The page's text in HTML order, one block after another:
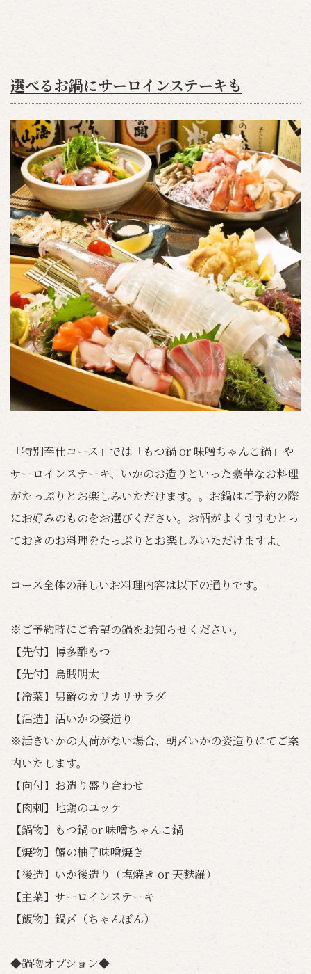
選べるお鍋にサーロインステーキも
「特別奉仕コース」では「もつ鍋 or 味噌ちゃんこ鍋」や
サーロインステーキ、いかのお造りといった豪華なお料理
がたっぷりとお楽しみいただけます。。お鍋はご予約の際
にお好みのものをお選びください。お酒がよくすすむとっ
ておきのお料理をたっぷりとお楽しみいただけますよ。
コース全体の詳しいお料理内容は以下の通りです。
※ご予約時にご希望の鍋をお知らせください。
【先付】博多酢もつ
【先付】烏賊明太
【冷菜】男爵のカリカリサラダ
【活造】活いかの姿造り
※活きいかの入荷がない場合、朝〆いかの姿造りにてご案
内いたします。
【向付】お造り盛り合わせ
【肉刺】地鶏のユッケ
【鍋物】もつ鍋 or 味噌ちゃんこ鍋
【焼物】鰆の柚子味噌焼き
【後造】いか後造り（塩焼き or 天麩羅）
【主菜】サーロインステーキ
【飯物】鍋〆（ちゃんぽん）
◆鍋物オプション◆